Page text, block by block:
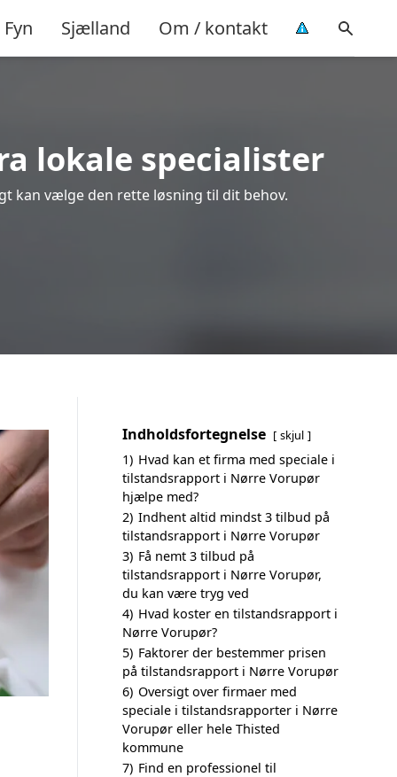
Fyn Sjælland Om / kontakt
lokale specialister
kan vælge den rette løsning til dit behov.
Indholdsfortegnelse skjul
1) Hvad kan et firma med speciale i
tilstandsrapport i Nørre Vorupør
hjælpe med?
2) Indhent altid mindst 3 tilbud på
tilstandsrapport i Nørre Vorupør
3) Få nemt 3 tilbud på
tilstandsrapport i Nørre Vorupør,
du kan være tryg ved
4) Hvad koster en tilstandsrapport i
Nørre Vorupør?
5) Faktorer der bestemmer prisen
på tilstandsrapport i Nørre Vorupør
6) Oversigt over firmaer med
speciale i tilstandsrapporter i Nørre
Vorupør eller hele Thisted
kommune
7) Find en professionel til